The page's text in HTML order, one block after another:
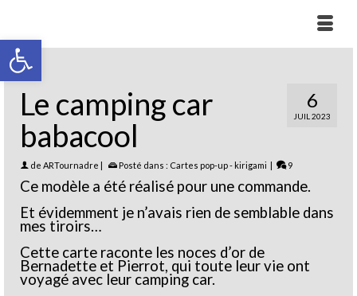
Ouvrir la barre d’outils
6
JUIL 2023
Le camping car
babacool
de ARTournadre | Posté dans : Cartes pop-up - kirigami | 9
Ce modèle a été réalisé pour une commande.
Et évidemment je n’avais rien de semblable dans
mes tiroirs…
Cette carte raconte les noces d’or de
Bernadette et Pierrot, qui toute leur vie ont
voyagé avec leur camping car.